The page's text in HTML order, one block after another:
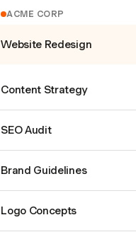
ACME CORP
Website Redesign
Content Strategy
SEO Audit
Brand Guidelines
Logo Concepts